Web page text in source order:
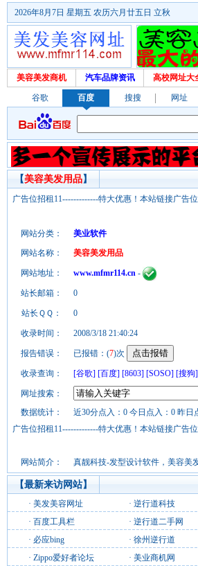
2026年8月7日 星期五 农历六月廿五日 立秋
美容美发商机 汽车品牌资讯 高校网址大
谷歌 百度 搜搜 网址
【美容美发用品】
广告位招租11-------------特大优惠！本站链接广告
网站分类：
美业软件
网站名称：
美容美发用品
网站地址： www.mfmr114.cn -
站长邮箱： 0
站长ＱＱ： 0
收录时间： 2008/3/18 21:40:24
报告错误： 已报错：(7)次
收录查询： [谷歌] [百度] [8603] [SOSO] [搜狗]
网址搜索：
数据统计：
近30分点入：0 今日点入：0 昨日
广告位招租11-------------特大优惠！本站链接广告
网站简介：
真靓科技-发型设计软件，美容美
【最新来访网站】
· 美发美容网址 · 逆行道科技
· 百度工具栏 · 逆行道二手网
· 必应bing · 徐州逆行道
· Zippo爱好者论坛 · 美业商机网